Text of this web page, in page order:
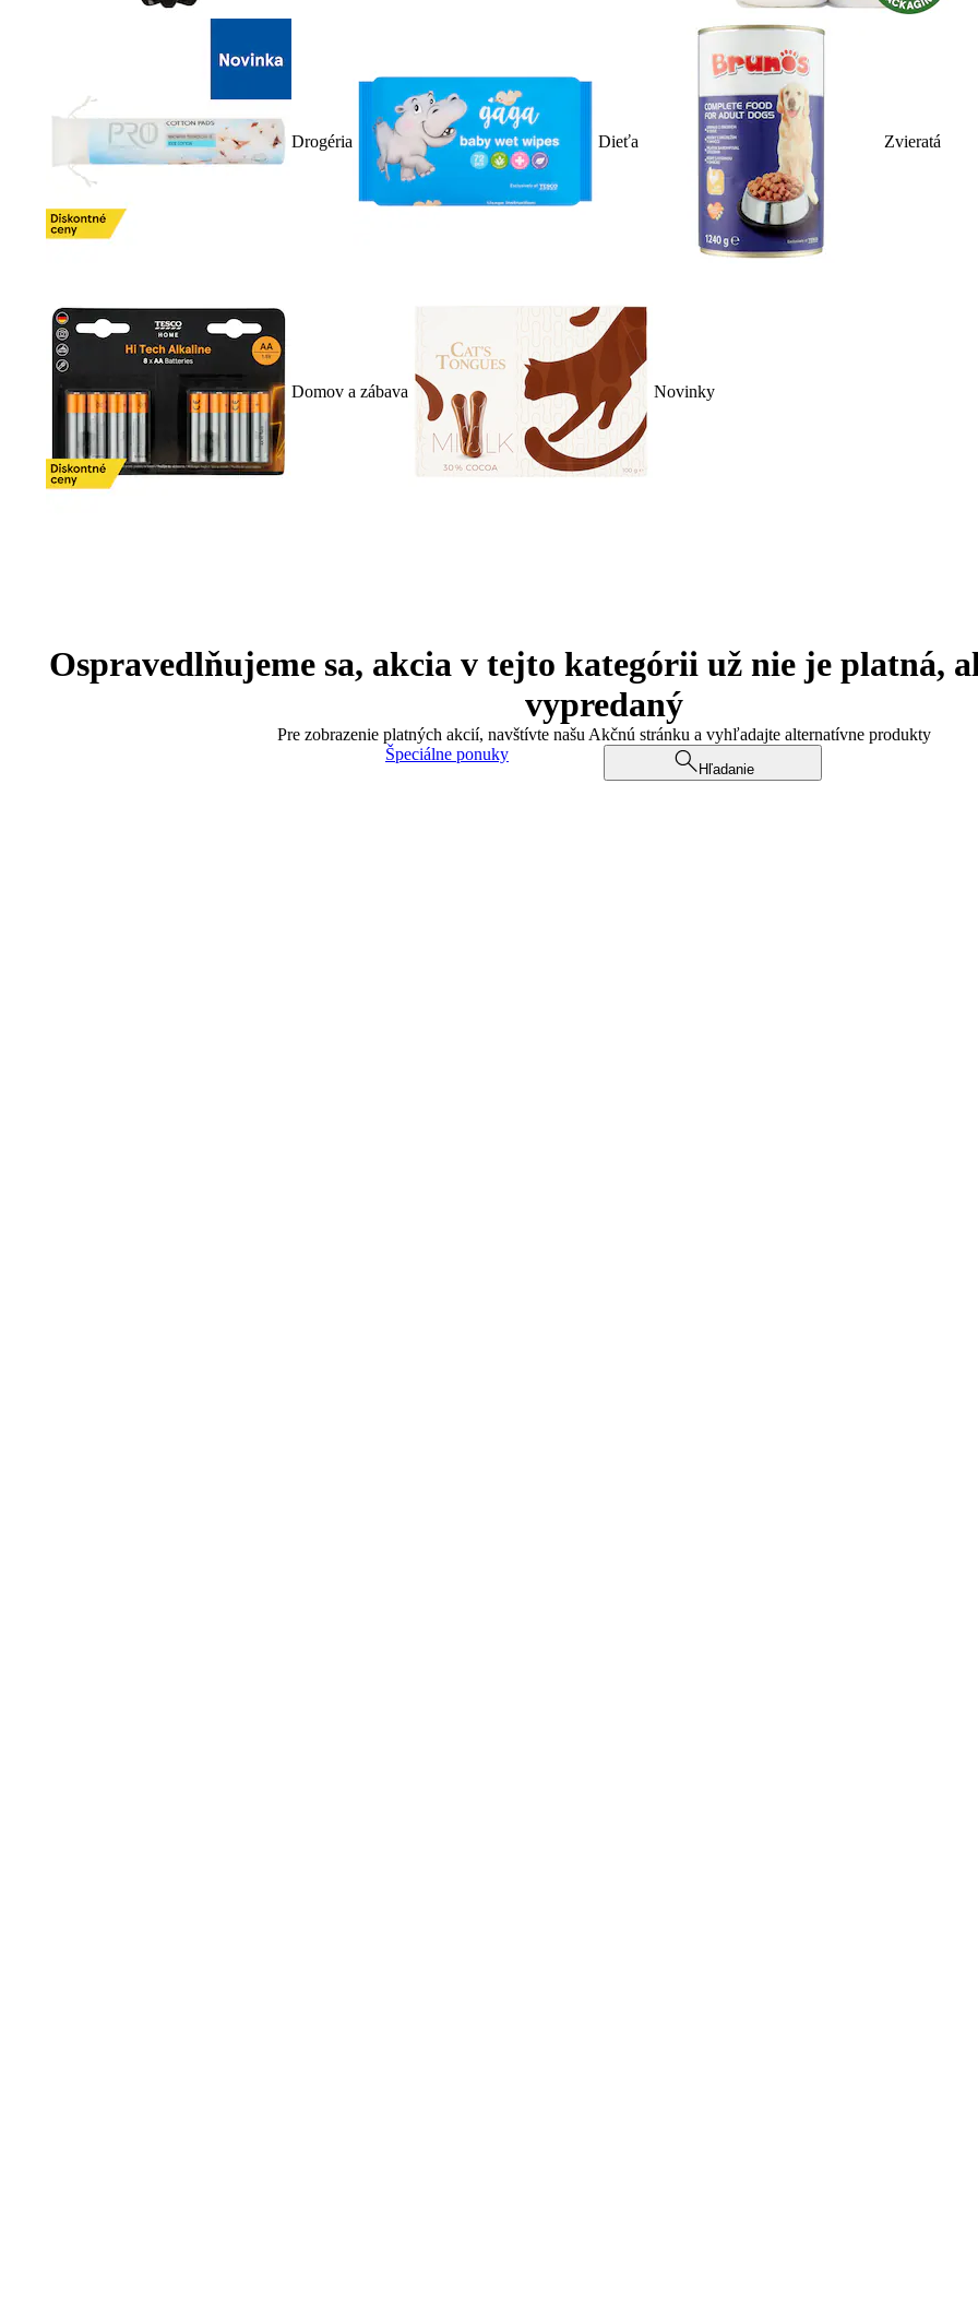
Drogéria Dieťa Zvieratá
Domov a zábava Novinky
Ospravedlňujeme sa, akcia v tejto kategórii už nie je platná,
vypredaný
Pre zobrazenie platných akcií, navštívte našu Akčnú stránku a vyhľadajte alternatívne produkty
Špeciálne ponuky
Hľadanie